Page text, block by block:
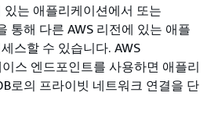
는 애플리케이션에서 또는
통해 다른 AWS 리전에 있는 애플
스할 수 있습니다. AWS
스 엔드포인트를 사용하면 애플리
로의 프라이빗 네트워크 연결을 단